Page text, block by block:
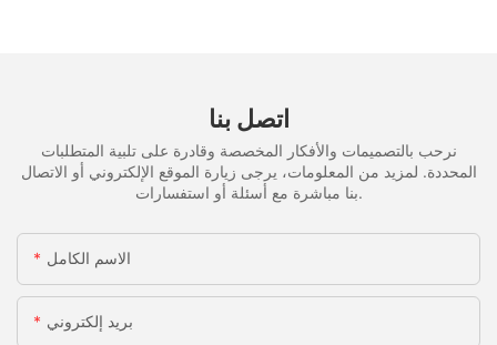
اتصل بنا
نرحب بالتصميمات والأفكار المخصصة وقادرة على تلبية المتطلبات
المحددة. لمزيد من المعلومات، يرجى زيارة الموقع الإلكتروني أو الاتصال
بنا مباشرة مع أسئلة أو استفسارات.
الاسم الكامل
بريد إلكتروني